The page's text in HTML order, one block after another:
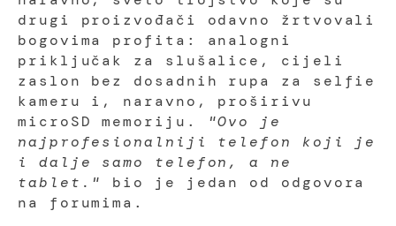
drugi proizvođači odavno žrtvovali
bogovima profita: analogni
priključak za slušalice, cijeli
zaslon bez dosadnih rupa za selfie
kameru i, naravno, proširivu
microSD memoriju.
"Ovo je
najprofesionalniji telefon koji je
i dalje samo telefon, a ne
tablet."
bio je jedan od odgovora
na forumima.